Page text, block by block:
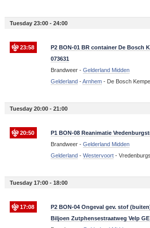
Tuesday 23:00 - 24:00
23:58
P2 BON-01 BR container De Bosch
073631
Brandweer - Gelderland Midden
Gelderland-Arnhem- De Bosch
Tuesday 20:00 - 21:00
20:50
P1 BON-08 Reanimatie
Brandweer - Gelderland Midden
Gelderland- Westervoort-
Tuesday 17:00 - 18:00
17:08
P2 BON-04 Ongeval gev. stof
Biljoen Zutphensestraatweg Velp GE